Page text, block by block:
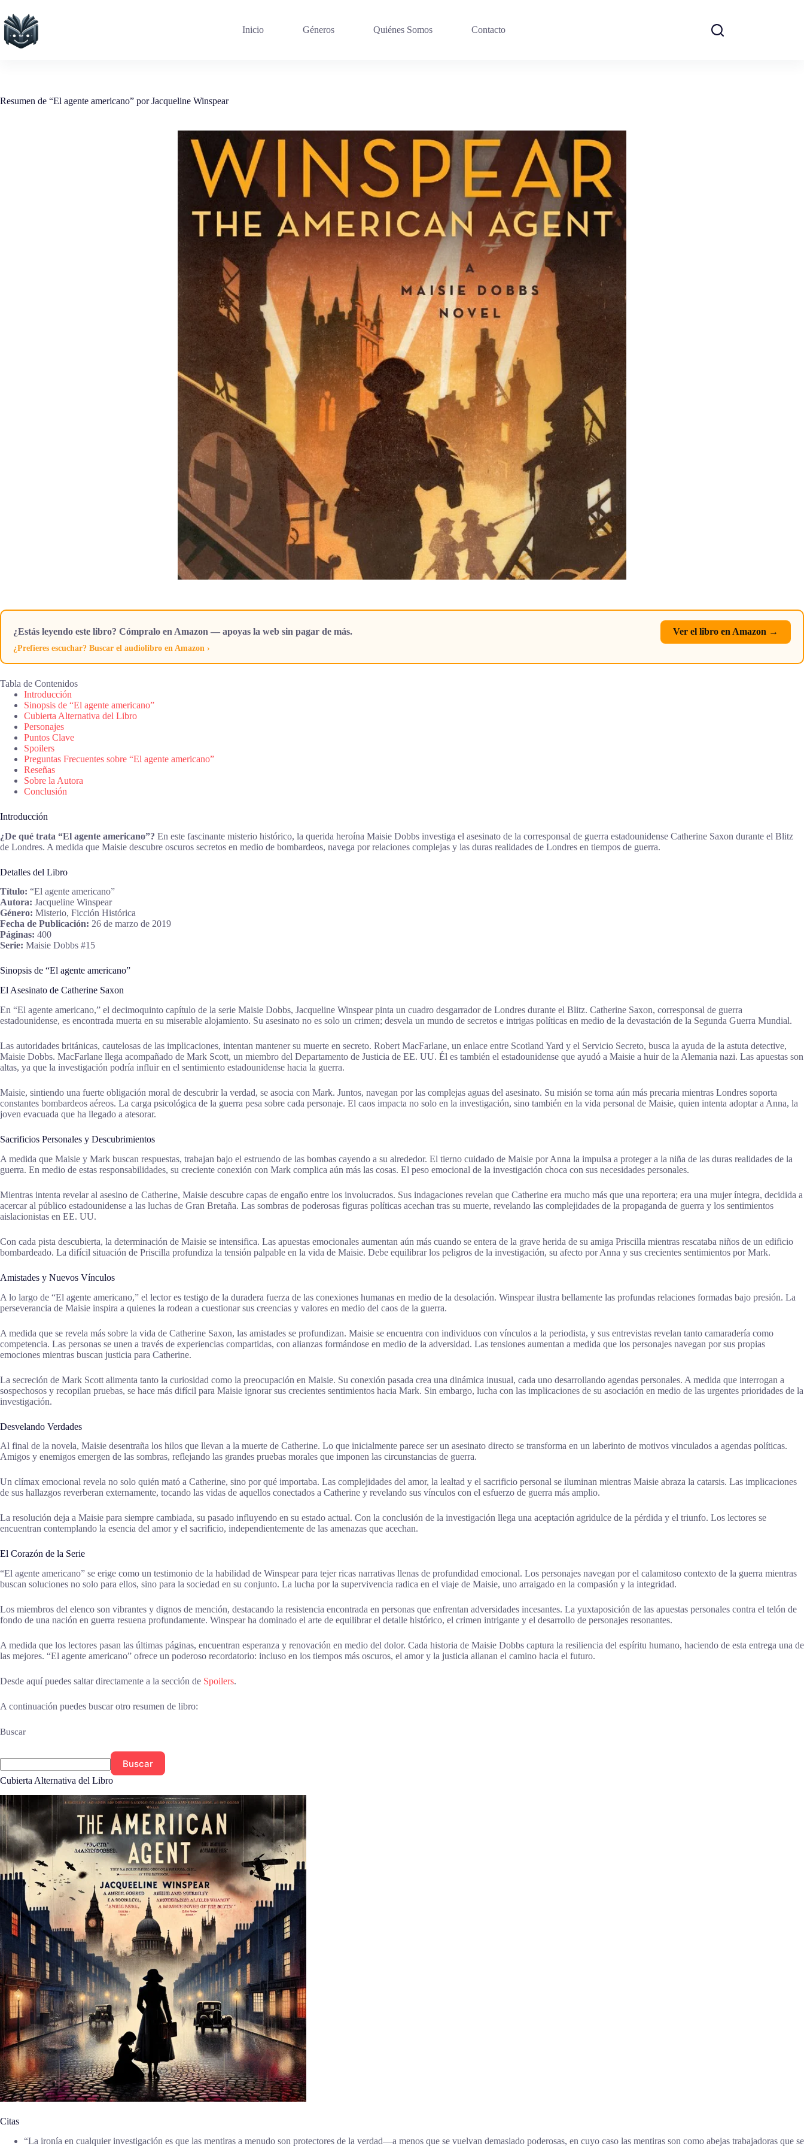
contenido
Inicio Géneros Quiénes Somos Contacto
Resumen de “El agente americano” por Jacqueline Winspear
¿Estás leyendo este libro? Cómpralo en Amazon — apoyas la web sin pagar de más. Ver el libro en Amazon →
¿Prefieres escuchar? Buscar el audiolibro en Amazon ›
Tabla de Contenidos
Introducción
Sinopsis de “El agente americano”
Cubierta Alternativa del Libro
Personajes
Puntos Clave
Spoilers
Preguntas Frecuentes sobre “El agente americano”
Reseñas
Sobre la Autora
Conclusión
Introducción
¿De qué trata “El agente americano”? En este fascinante misterio histórico, la querida heroína Maisie Dobbs investiga el asesinato de la corresponsal de guerra estadounidense Catherine Saxon durante el Blitz
de Londres. A medida que Maisie descubre oscuros secretos en medio de bombardeos, navega por relaciones complejas y las duras realidades de Londres en tiempos de guerra.
Detalles del Libro
Título: “El agente americano”
Autora: Jacqueline Winspear
Género: Misterio, Ficción Histórica
Fecha de Publicación: 26 de marzo de 2019
Páginas: 400
Serie: Maisie Dobbs #15
Sinopsis de “El agente americano”
El Asesinato de Catherine Saxon
En “El agente americano,” el decimoquinto capítulo de la serie Maisie Dobbs, Jacqueline Winspear pinta un cuadro desgarrador de Londres durante el Blitz. Catherine Saxon, corresponsal de guerra
estadounidense, es encontrada muerta en su miserable alojamiento. Su asesinato no es solo un crimen; desvela un mundo de secretos e intrigas políticas en medio de la devastación de la Segunda Guerra Mundial.
Las autoridades británicas, cautelosas de las implicaciones, intentan mantener su muerte en secreto. Robert MacFarlane, un enlace entre Scotland Yard y el Servicio Secreto, busca la ayuda de la astuta detective,
Maisie Dobbs. MacFarlane llega acompañado de Mark Scott, un miembro del Departamento de Justicia de EE. UU. Él es también el estadounidense que ayudó a Maisie a huir de la Alemania nazi. Las apuestas son
altas, ya que la investigación podría influir en el sentimiento estadounidense hacia la guerra.
Maisie, sintiendo una fuerte obligación moral de descubrir la verdad, se asocia con Mark. Juntos, navegan por las complejas aguas del asesinato. Su misión se torna aún más precaria mientras Londres soporta
constantes bombardeos aéreos. La carga psicológica de la guerra pesa sobre cada personaje. El caos impacta no solo en la investigación, sino también en la vida personal de Maisie, quien intenta adoptar a Anna, la
joven evacuada que ha llegado a atesorar.
Sacrificios Personales y Descubrimientos
A medida que Maisie y Mark buscan respuestas, trabajan bajo el estruendo de las bombas cayendo a su alrededor. El tierno cuidado de Maisie por Anna la impulsa a proteger a la niña de las duras realidades de la
guerra. En medio de estas responsabilidades, su creciente conexión con Mark complica aún más las cosas. El peso emocional de la investigación choca con sus necesidades personales.
Mientras intenta revelar al asesino de Catherine, Maisie descubre capas de engaño entre los involucrados. Sus indagaciones revelan que Catherine era mucho más que una reportera; era una mujer íntegra, decidida a
acercar al público estadounidense a las luchas de Gran Bretaña. Las sombras de poderosas figuras políticas acechan tras su muerte, revelando las complejidades de la propaganda de guerra y los sentimientos
aislacionistas en EE. UU.
Con cada pista descubierta, la determinación de Maisie se intensifica. Las apuestas emocionales aumentan aún más cuando se entera de la grave herida de su amiga Priscilla mientras rescataba niños de un edificio
bombardeado. La difícil situación de Priscilla profundiza la tensión palpable en la vida de Maisie. Debe equilibrar los peligros de la investigación, su afecto por Anna y sus crecientes sentimientos por Mark.
Amistades y Nuevos Vínculos
A lo largo de “El agente americano,” el lector es testigo de la duradera fuerza de las conexiones humanas en medio de la desolación. Winspear ilustra bellamente las profundas relaciones formadas bajo presión. La
perseverancia de Maisie inspira a quienes la rodean a cuestionar sus creencias y valores en medio del caos de la guerra.
A medida que se revela más sobre la vida de Catherine Saxon, las amistades se profundizan. Maisie se encuentra con individuos con vínculos a la periodista, y sus entrevistas revelan tanto camaradería como
competencia. Las personas se unen a través de experiencias compartidas, con alianzas formándose en medio de la adversidad. Las tensiones aumentan a medida que los personajes navegan por sus propias
emociones mientras buscan justicia para Catherine.
La secreción de Mark Scott alimenta tanto la curiosidad como la preocupación en Maisie. Su conexión pasada crea una dinámica inusual, cada uno desarrollando agendas personales. A medida que interrogan a
sospechosos y recopilan pruebas, se hace más difícil para Maisie ignorar sus crecientes sentimientos hacia Mark. Sin embargo, lucha con las implicaciones de su asociación en medio de las urgentes prioridades de la
investigación.
Desvelando Verdades
Al final de la novela, Maisie desentraña los hilos que llevan a la muerte de Catherine. Lo que inicialmente parece ser un asesinato directo se transforma en un laberinto de motivos vinculados a agendas políticas.
Amigos y enemigos emergen de las sombras, reflejando las grandes pruebas morales que imponen las circunstancias de guerra.
Un clímax emocional revela no solo quién mató a Catherine, sino por qué importaba. Las complejidades del amor, la lealtad y el sacrificio personal se iluminan mientras Maisie abraza la catarsis. Las implicaciones
de sus hallazgos reverberan externamente, tocando las vidas de aquellos conectados a Catherine y revelando sus vínculos con el esfuerzo de guerra más amplio.
La resolución deja a Maisie para siempre cambiada, su pasado influyendo en su estado actual. Con la conclusión de la investigación llega una aceptación agridulce de la pérdida y el triunfo. Los lectores se
encuentran contemplando la esencia del amor y el sacrificio, independientemente de las amenazas que acechan.
El Corazón de la Serie
“El agente americano” se erige como un testimonio de la habilidad de Winspear para tejer ricas narrativas llenas de profundidad emocional. Los personajes navegan por el calamitoso contexto de la guerra mientras
buscan soluciones no solo para ellos, sino para la sociedad en su conjunto. La lucha por la supervivencia radica en el viaje de Maisie, uno arraigado en la compasión y la integridad.
Los miembros del elenco son vibrantes y dignos de mención, destacando la resistencia encontrada en personas que enfrentan adversidades incesantes. La yuxtaposición de las apuestas personales contra el telón de
fondo de una nación en guerra resuena profundamente. Winspear ha dominado el arte de equilibrar el detalle histórico, el crimen intrigante y el desarrollo de personajes resonantes.
A medida que los lectores pasan las últimas páginas, encuentran esperanza y renovación en medio del dolor. Cada historia de Maisie Dobbs captura la resiliencia del espíritu humano, haciendo de esta entrega una de
las mejores. “El agente americano” ofrece un poderoso recordatorio: incluso en los tiempos más oscuros, el amor y la justicia allanan el camino hacia el futuro.
Desde aquí puedes saltar directamente a la sección de Spoilers.
A continuación puedes buscar otro resumen de libro:
Buscar
Buscar
Cubierta Alternativa del Libro
Citas
“La ironía en cualquier investigación es que las mentiras a menudo son protectores de la verdad—a menos que se vuelvan demasiado poderosas, en cuyo caso las mentiras son como abejas trabajadoras que se